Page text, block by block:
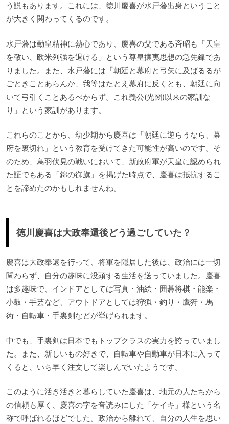
う説もあります。これには、徳川慶喜が水戸藩出身ということ
が大きく関わってくるのです。
水戸藩は勤皇精神に熱心であり、慶喜の父である斉昭も「天皇
を敬い、欧米列強を退ける」という尊皇攘夷思想の急先鋒であ
りました。また、水戸藩には「朝廷と幕府と弓矢に及ばるるが
ごときことあらんか、我等はたとえ幕府に反くとも、朝廷に向
いて弓引くことあるべからず。これ義公(光圀)以来の家訓な
り」という家訓があります。
これらのことから、幼少期から慶喜は「朝廷に逆らうなら、幕
府を裏切れ」という教育を受けてきた可能性が高いのです。そ
のため、鳥羽伏見の戦いにおいて、新政府軍が天皇に認められ
た証でもある「錦の御旗」を掲げた時点で、慶喜は抵抗するこ
とを諦めたのかもしれませんね。
徳川慶喜は大政奉還後どう過ごしていた？
慶喜は大政奉還を行って、将軍を隠居した後は、政治には一切
関わらず、自分の趣味に没頭する生活を送っていました。慶喜
は多趣味で、インドアとしては写真・油絵・囲碁将棋・能楽・
小鼓・手芸など、アウトドアとしては狩猟・釣り・鷹狩・馬
術・自転車・手裏剣などが挙げられます。
中でも、手裏剣は日本でもトップクラスの実力を誇っていまし
た。また、新しいもの好きで、自転車や自動車が日本に入って
くると、いち早く注文して楽しんでいたようです。
このように活き活きと暮らしていた慶喜は、地元の人たちから
の信頼も厚く、慶喜の字を音読みにした「ケイキ」様という名
称で呼ばれるほどでした。政治から離れて、自分の人生を思い